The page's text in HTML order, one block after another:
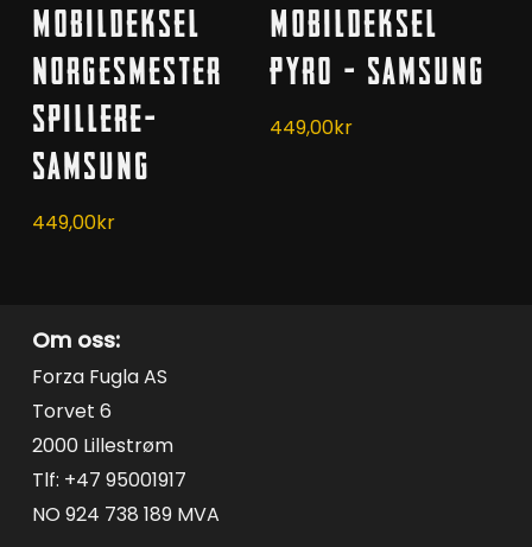
har
flere
varianter.
Alternativene
kan
velges
på
Mobildeksel
Norgesmester
Spillere-
Samsung
449,00kr
har
flere
varianter.
Mobildeksel
Pyro – Samsung
449,00kr
Om oss:
Forza Fugla AS
Torvet 6
2000 Lillestrøm
Tlf: +47 95001917
NO 924 738 189 MVA